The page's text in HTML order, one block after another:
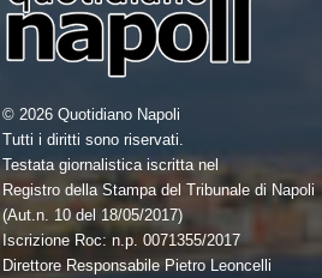
© 2026 Quotidiano Napoli
Tutti i diritti sono riservati.
Testata giornalistica iscritta nel
Registro della Stampa del Tribunale di Napoli
(Aut.n. 10 del 18/05/2017)
Iscrizione Roc: n.p. 0071355/2017
Direttore Responsabile Pietro Leoncelli